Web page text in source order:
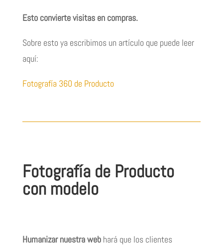
Esto convierte visitas en compras.
Sobre esto ya escribimos un artículo que puede leer
aquí:
Fotografía 360 de Producto
Fotografía de Producto
con modelo
Humanizar nuestra webhará que los clientes